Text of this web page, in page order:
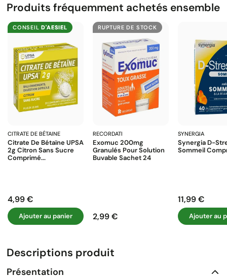
Produits fréquemment achetés ensemble
CONSEILD'AESIEL
CITRATE DE BÉTAINE
Citrate De Bétaïne UPSA
2g Citron Sans Sucre
Comprimé...
Prix
4,99 €
Ajouter au panier
RUPTURE DE STOCK
RECORDATI
Exomuc 200mg
Granulés Pour Solution
Buvable Sachet 24
Prix
2,99 €
SYNERGIA
Synergia D-
Sommeil
Prix
11,99 €
Ajouter au
Descriptions produit
Présentation